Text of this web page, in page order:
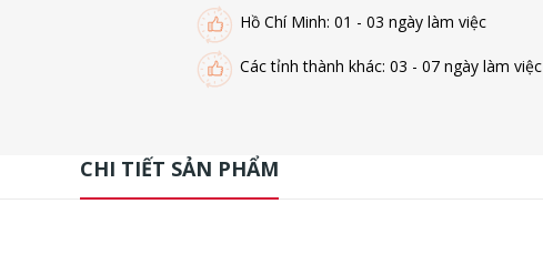
Hồ Chí Minh: 01 - 03 ngày làm việc
Các tỉnh thành khác: 03 - 07 ngày làm việc
CHI TIẾT SẢN PHẨM